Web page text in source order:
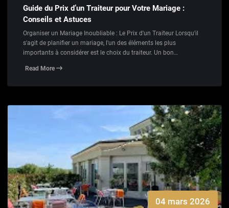
Guide du Prix d’un Traiteur pour Votre Mariage :
Conseils et Astuces
Organiser un Mariage Inoubliable : Le Prix d'un Traiteur Lorsqu'il
s'agit de planifier un mariage, l'un des éléments les plus
importants à considérer est le choix du traiteur. Un bon…
Read More
04 mars 2026